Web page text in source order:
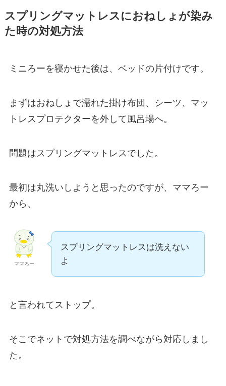
スプリングマットレスにおねしょが染み
た時の対処方法
ミニろーを寝かせた後は、ベッドの片付けです。
まずはおねしょで濡れた掛け布団、シーツ、マッ
トレスプロテクターを外して風呂場へ。
問題はスプリングマットレスでした。
最初は丸洗いしようと思ったのですが、ママろー
から、
ママろー
スプリングマットレスは洗えない
よ
と言われてストップ。
そこでネットで対処方法を調べながら対応しまし
た。